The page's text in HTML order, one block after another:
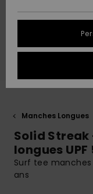
A
A
à
QUIKSILVER
Manches Longues
Solid
longues
Surf tee manches
ans